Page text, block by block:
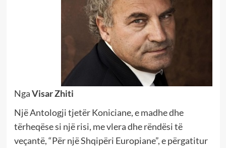
NgaVisar Zhiti
Një Antologji tjetër Koniciane, e madhe dhe
tërheqëse si një risi, me vlera dhe rëndësi të
veçantë, “Për një Shqipëri Europiane”, e përgatitur